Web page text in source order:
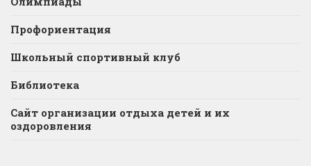
Профориентация
Школьный спортивный клуб
Библиотека
Сайт организации отдыха детей и их
оздоровления